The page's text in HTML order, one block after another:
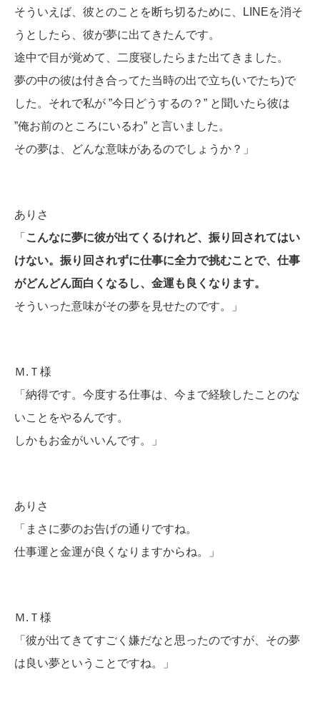
そういえば、彼とのことを断ち切るために、LINEを消そ
うとしたら、彼が夢に出てきたんです。
途中で目が覚めて、二度寝したらまた出てきました。
夢の中の彼は付き合ってた当時の出で立ち(いでたち)で
した。それで私が ”今日どうするの？” と聞いたら彼は
”俺お前のところにいるわ” と言いました。
その夢は、どんな意味があるのでしょうか？」
ありさ
「 こんなに夢に彼が出てくるけれど、振り回されてはい
けない。振り回されずに仕事に全力で挑むことで、仕事
がどんどん面白くなるし、金運も良くなります。
そういった意味がその夢を見せたのです。」
Ｍ.Ｔ様
「納得です。今度する仕事は、今まで経験したことのな
いことをやるんです。
しかもお金がいいんです。」
ありさ
「まさに夢のお告げの通りですね。
仕事運と金運が良くなりますからね。」
Ｍ.Ｔ様
「彼が出てきてすごく嫌だなと思ったのですが、その夢
は良い夢ということですね。」